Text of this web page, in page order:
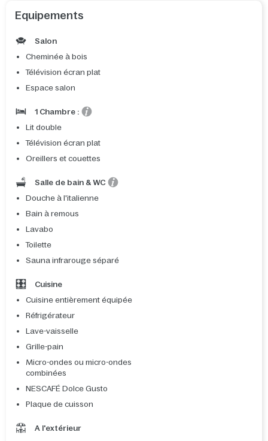
Equipements
Salon
Cheminée à bois
Télévision écran plat
Espace salon
1 Chambre :
Lit double
Télévision écran plat
Oreillers et couettes
Salle de bain & WC
Douche à l'italienne
Bain à remous
Lavabo
Toilette
Sauna infrarouge séparé
Cuisine
Cuisine entièrement équipée
Réfrigérateur
Lave-vaisselle
Grille-pain
Micro-ondes ou micro-ondes
combinées
NESCAFÉ Dolce Gusto
Plaque de cuisson
A l'extérieur